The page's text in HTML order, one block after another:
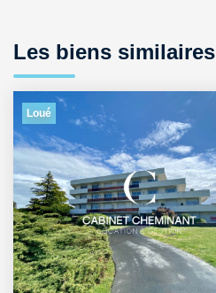
Les biens similaires
Loué